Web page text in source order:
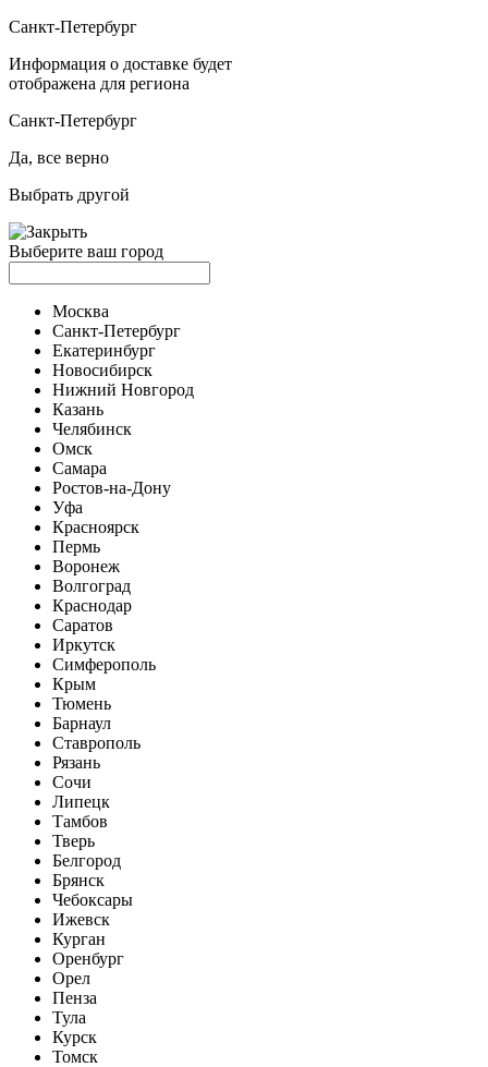
Санкт-Петербург
Информация о доставке будет
отображена для региона
Санкт-Петербург
Да, все верно
Выбрать другой
Выберите ваш город
Москва
Санкт-Петербург
Екатеринбург
Новосибирск
Нижний Новгород
Казань
Челябинск
Омск
Самара
Ростов-на-Дону
Уфа
Красноярск
Пермь
Воронеж
Волгоград
Краснодар
Саратов
Иркутск
Симферополь
Крым
Тюмень
Барнаул
Ставрополь
Рязань
Сочи
Липецк
Тамбов
Тверь
Белгород
Брянск
Чебоксары
Ижевск
Курган
Оренбург
Орел
Пенза
Тула
Курск
Томск